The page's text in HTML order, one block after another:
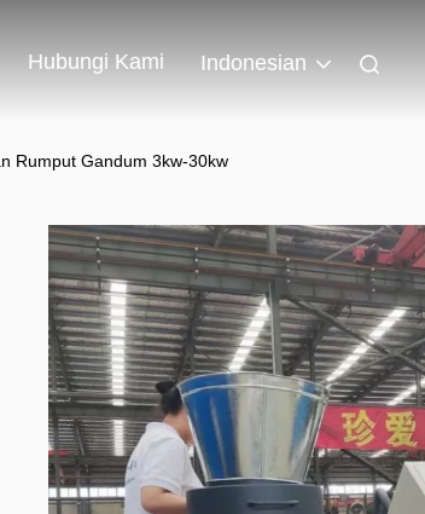
Hubungi Kami Indonesian
Rumput Gandum 3kw-30kw